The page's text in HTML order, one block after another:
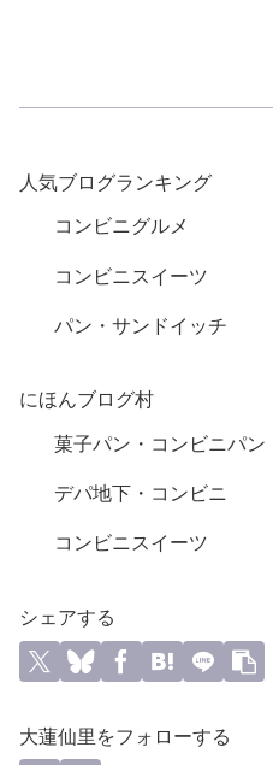
人気ブログランキング
コンビニグルメ
コンビニスイーツ
パン・サンドイッチ
にほんブログ村
菓子パン・コンビニパン
デパ地下・コンビニ
コンビニスイーツ
シェアする
大蓮仙里をフォローする